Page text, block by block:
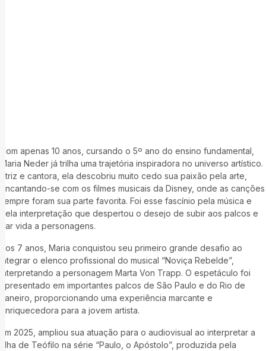
Com apenas 10 anos, cursando o 5º ano do ensino fundamental,
Maria Neder já trilha uma trajetória inspiradora no universo artístico.
Atriz e cantora, ela descobriu muito cedo sua paixão pela arte,
encantando-se com os filmes musicais da Disney, onde as canções
sempre foram sua parte favorita. Foi esse fascínio pela música e
pela interpretação que despertou o desejo de subir aos palcos e
dar vida a personagens.
Aos 7 anos, Maria conquistou seu primeiro grande desafio ao
integrar o elenco profissional do musical “Noviça Rebelde”,
interpretando a personagem Marta Von Trapp. O espetáculo foi
apresentado em importantes palcos de São Paulo e do Rio de
Janeiro, proporcionando uma experiência marcante e
enriquecedora para a jovem artista.
Em 2025, ampliou sua atuação para o audiovisual ao interpretar a
filha de Teófilo na série “Paulo, o Apóstolo”, produzida pela